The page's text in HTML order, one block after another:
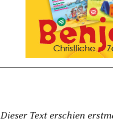
Dieser Text erschien